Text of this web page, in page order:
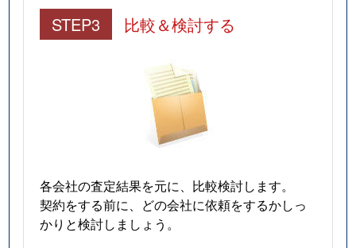
STEP3 比較＆検討する
各会社の査定結果を元に、比較検討します。
契約をする前に、どの会社に依頼をするかしっ
かりと検討しましょう。